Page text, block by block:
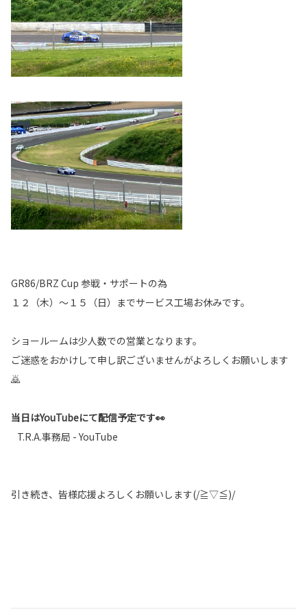
GR86/BRZ Cup 参戦・サポートの為
１２（木）～１５（日）までサービス工場お休みです。
ショールームは少人数での営業となります。
ご迷惑をおかけして申し訳ございませんがよろしくお願いします
🙇
当日はYouTubeにて配信予定です👀
T.R.A.事務局 - YouTube
引き続き、皆様応援よろしくお願いします(/≧▽≦)/